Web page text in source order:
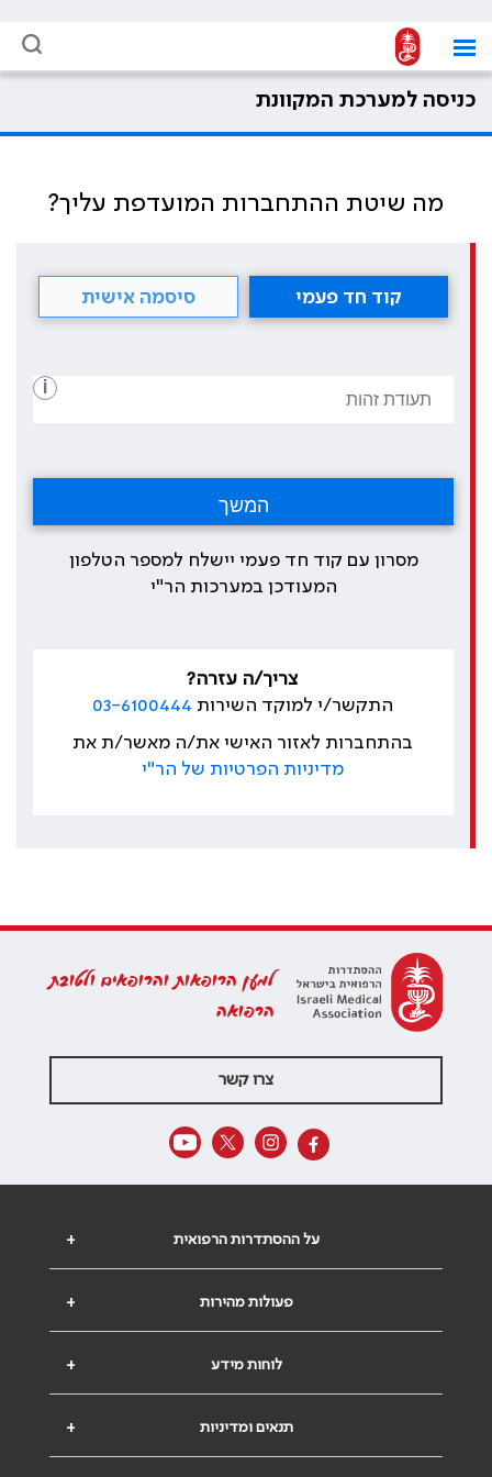
כניסה למערכת המקוונת
מה שיטת ההתחברות המועדפת עליך?
קוד חד פעמי סיסמה אישית
i
מסרון עם קוד חד פעמי יישלח למספר הטלפון
המעודכן במערכות הר"י
צריך/ה עזרה?
התקשר/י למוקד השירות 03-6100444
בהתחברות לאזור האישי את/ה מאשר/ת את
מדיניות הפרטיות של הר"י
למען הרופאות והרופאים ולטובת
הרפואה
צרו קשר
+ על ההסתדרות הרפואית
+ פעולות מהירות
+ לוחות מידע
+ תנאים ומדיניות